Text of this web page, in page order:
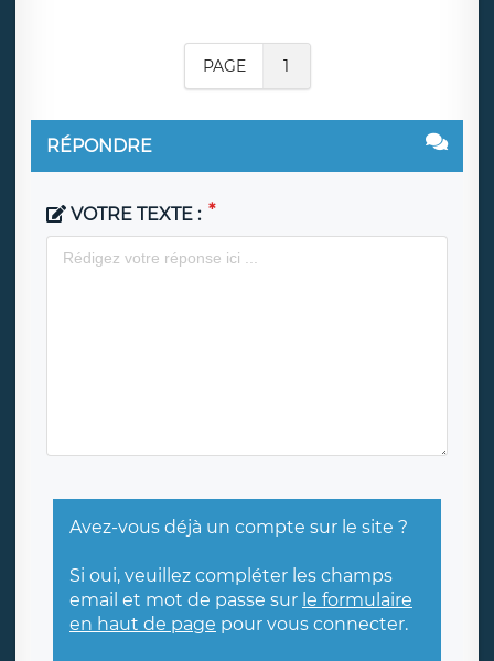
PAGE 1
RÉPONDRE
VOTRE TEXTE :
Avez-vous déjà un compte sur le site ?
Si oui, veuillez compléter les champs
email et mot de passe sur le formulaire
en haut de page pour vous connecter.